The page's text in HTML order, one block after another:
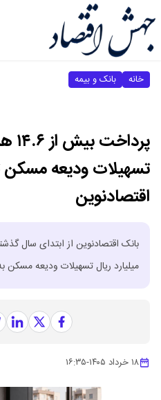
خانه بانک و بیمه
تسهیلات ودیعه
اقتصادنوین
میلیارد ریال تسهیلات ودیعه
۱۸ خرداد ۱۴۰۵ -۱۶:۳۵